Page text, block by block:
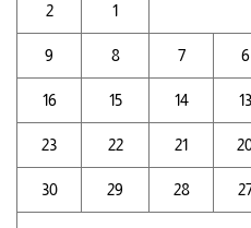
1
2
6
7
8
9
13
14
15
16
21
22
23
28
29
30